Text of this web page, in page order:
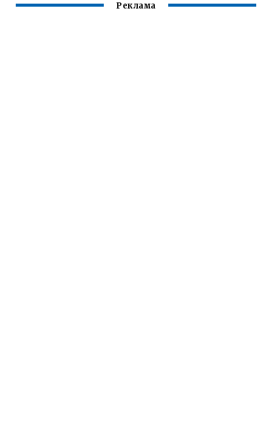
Реклама